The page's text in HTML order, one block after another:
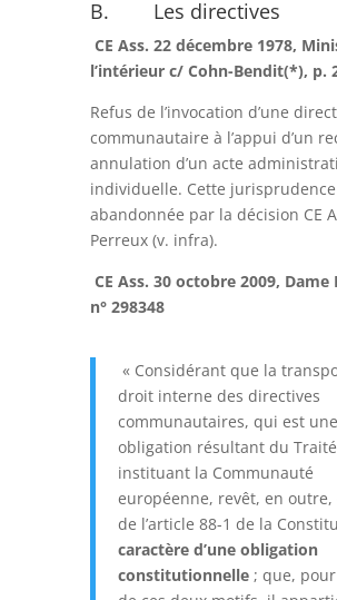
B. Les directives
CE Ass. 22 décembre 1978,
l’intérieur c/ Cohn-Bendit(*), p.
Refus de l’invocation d’une
communautaire à l’appui d’un
annulation d’un acte
individuelle. Cette
abandonnée par la décision CE
Perreux (v. infra).
CE Ass. 30 octobre 2009, Dame
n° 298348
« Considérant que la
droit interne des directives
communautaires, qui est une
obligation résultant du Traité
instituant la Communauté
européenne, revêt, en outre,
de l’article 88-1 de la
caractère d’une obligation
constitutionnelle; que,